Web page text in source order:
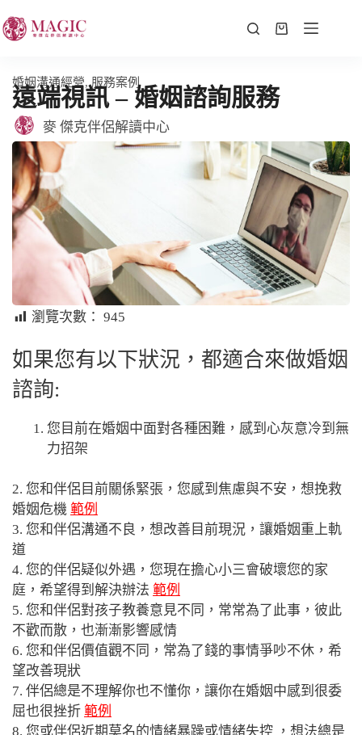
婚姻溝通經營,服務案例
遠端視訊 – 婚姻諮詢服務
麥 傑克伴侶解讀中心
瀏覽次數： 945
如果您有以下狀況，都適合來做婚姻
諮詢:
您目前在婚姻中面對各種困難，感到心灰意冷到無
力招架
2. 您和伴侶目前關係緊張，您感到焦慮與不安，想挽救
婚姻危機 範例
3. 您和伴侶溝通不良，想改善目前現況，讓婚姻重上軌
道
4. 您的伴侶疑似外遇，您現在擔心小三會破壞您的家
庭，希望得到解決辦法 範例
5. 您和伴侶對孩子教養意見不同，常常為了此事，彼此
不歡而散，也漸漸影響感情
6. 您和伴侶價值觀不同，常為了錢的事情爭吵不休，希
望改善現狀
7. 伴侶總是不理解你也不懂你，讓你在婚姻中感到很委
屈也很挫折 範例
8. 您或伴侶近期莫名的情緒暴躁或情緒失控 ，想法總是